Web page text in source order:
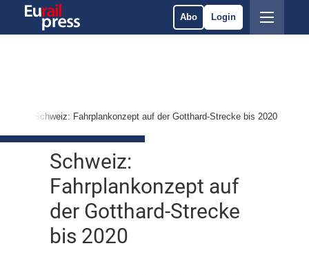
Abo Login
Schweiz: Fahrplankonzept auf der Gotthard-Strecke bis 2020
Schweiz:
Fahrplankonzept auf
der Gotthard-Strecke
bis 2020